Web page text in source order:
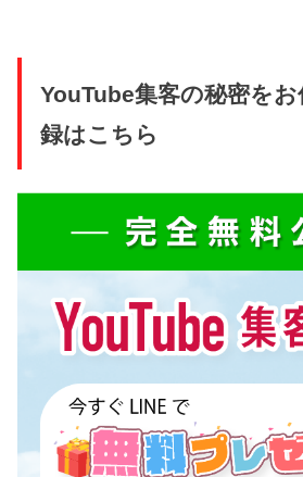
YouTube集客の秘密を
録はこちら